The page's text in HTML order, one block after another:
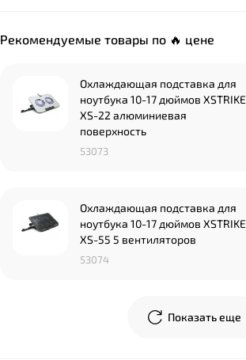
Рекомендуемые товары по 🔥 цене
Охлаждающая подставка для
ноутбука 10-17 дюймов XSTRIKE
XS-22 алюминиевая
поверхность
53073
Охлаждающая подставка для
ноутбука 10-17 дюймов XSTRIKE
XS-55 5 вентиляторов
53074
Показать еще